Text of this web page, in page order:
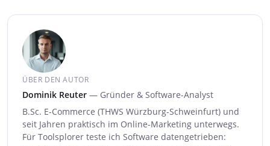
ÜBER DEN AUTOR
Dominik Reuter — Gründer & Software-Analyst
B.Sc. E-Commerce (THWS Würzburg-Schweinfurt) und
seit Jahren praktisch im Online-Marketing unterwegs.
Für Toolsplorer teste ich Software datengetrieben: